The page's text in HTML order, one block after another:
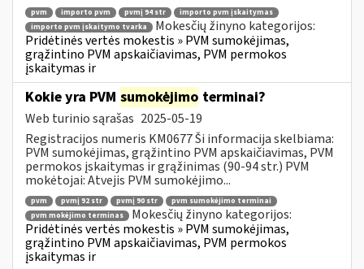
pvm importo pvm pvmį 94 str
importo pvm įskaitymas
importo pvm įskaitymo tvarka
Mokesčių žinyno kategorijos:
Pridėtinės vertės mokestis » PVM sumokėjimas,
grąžintino PVM apskaičiavimas, PVM permokos
įskaitymas ir
Kokie yra PVM sumokėjimo terminai?
Web turinio sąrašas 2025-05-19
Registracijos numeris KM0677 Ši informacija skelbiama:
PVM sumokėjimas, grąžintino PVM apskaičiavimas, PVM
permokos įskaitymas ir grąžinimas (90-94 str.) PVM
mokėtojai: Atvejis PVM sumokėjimo...
pvm pvmį 92 str pvmį 90 str
pvm sumokėjimo terminai
pvm mokėjimo terminas
Mokesčių žinyno kategorijos:
Pridėtinės vertės mokestis » PVM sumokėjimas,
grąžintino PVM apskaičiavimas, PVM permokos
įskaitymas ir